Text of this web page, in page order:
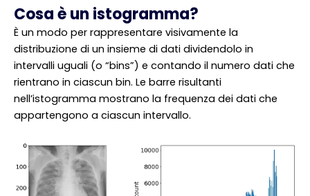
Cosa è un istogramma?
È un modo per rappresentare visivamente la
distribuzione di un insieme di dati dividendolo in
intervalli uguali (o “bins”) e contando il numero dati che
rientrano in ciascun bin. Le barre risultanti
nell’istogramma mostrano la frequenza dei dati che
appartengono a ciascun intervallo.